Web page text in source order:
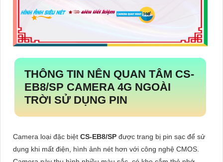
THÔNG TIN NÊN QUAN TÂM CS-
EB8/SP CAMERA 4G NGOÀI
TRỜI SỬ DỤNG PIN
Camera loại đặc biệt CS-EB8/SP được trang bị pin sạc để sử
dụng khi mất điện, hình ảnh nét hơn với công nghệ CMOS.